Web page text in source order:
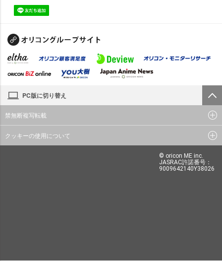
PC版に切り替え
禁無断複写転載
クッキーの使用について
© oricon ME inc.
JASRAC許諾番号：
9009642140Y38026